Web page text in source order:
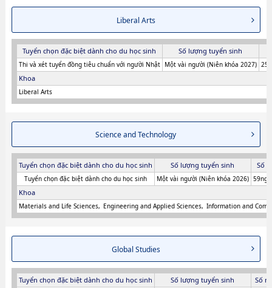
Liberal Arts
Tuyển chọn đặc biệt dành cho du học sinh Số lượng tuyển sinh
Thi và xét tuyển đồng tiêu chuẩn với người Nhật Một vài người (Niên khóa 2027)
Khoa
Liberal Arts
Science and Technology
Tuyển chọn đặc biệt dành cho du học sinh Số lượng tuyển sinh Số
Tuyển chọn đặc biệt dành cho du học sinh Một vài người (Niên khóa 2026)
Khoa
Materials and Life Sciences Engineering and Applied Sciences Information and
Global Studies
Tuyển chọn đặc biệt dành cho du học sinh Số lượng tuyển sinh Số